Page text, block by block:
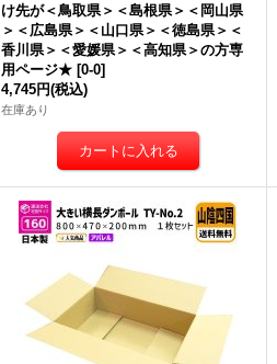
け先が＜鳥取県＞＜島根県＞＜岡山県
＞＜広島県＞＜山口県＞＜徳島県＞＜
香川県＞＜愛媛県＞＜高知県＞の方専
用ページ★ [0-0]
4,745円(税込)
在庫あり